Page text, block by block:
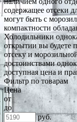
содержащее отсеки
могут быть с
компактности
Холодильники
открытии вы будете
отсеку и
достоинствами
доступная цена и
Фильтр по товарам
Цена
от
до
руб.